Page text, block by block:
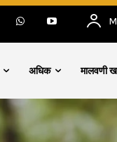
अधिक मालवणी